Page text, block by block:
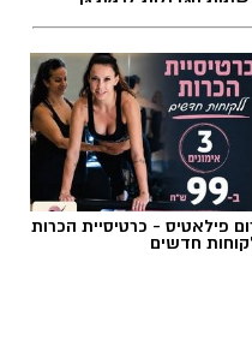
פילאטיס - כרטיסיית הכרות
חדשים